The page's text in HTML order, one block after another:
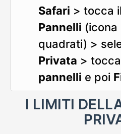
Safari > tocca
Pannelli (icona
quadrati) >
Privata > tocca
pannelli e poi
I LIMITI